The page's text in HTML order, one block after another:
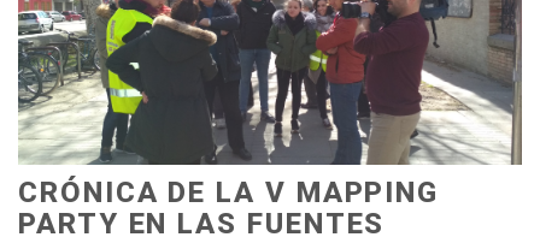
CRÓNICA DE LA V MAPPING
PARTY EN LAS FUENTES